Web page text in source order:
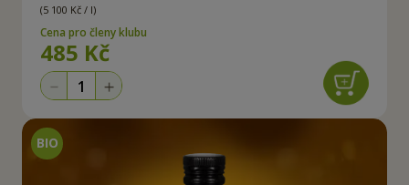
(5 100 Kč / l)
Cena pro členy klubu
485 Kč